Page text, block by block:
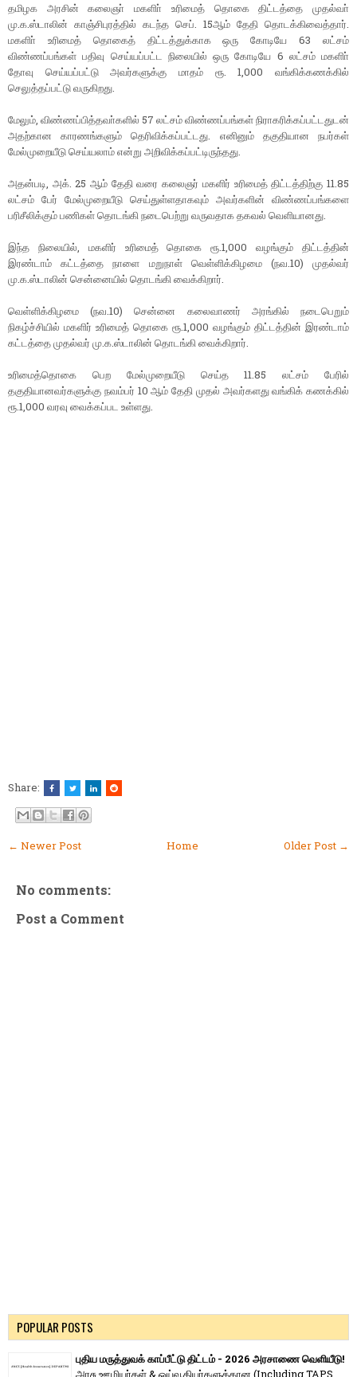
தமிழக அரசின் கலைஞா் மகளிா் உரிமைத் தொகை திட்டத்தை முதல்வா்
மு.க.ஸ்டாலின் காஞ்சிபுரத்தில் கடந்த செப். 15ஆம் தேதி தொடக்கிவைத்தார்.
மகளிா் உரிமைத் தொகைத் திட்டத்துக்காக ஒரு கோடியே 63 லட்சம்
விண்ணப்பங்கள் பதிவு செய்யப்பட்ட நிலையில் ஒரு கோடியே 6 லட்சம் மகளிா்
தோவு செய்யப்பட்டு அவர்களுக்கு மாதம் ரூ. 1,000 வங்கிக்கணக்கில்
செலுத்தப்பட்டு வருகிறது.
மேலும், விண்ணப்பித்தவா்களில் 57 லட்சம் விண்ணப்பங்கள் நிராகரிக்கப்பட்டதுடன்
அதற்கான காரணங்களும் தெரிவிக்கப்பட்டது. எனினும் தகுதியான நபர்கள்
மேல்முறையீடு செய்யலாம் என்று அறிவிக்கப்பட்டிருந்தது.
அதன்படி, அக். 25 ஆம் தேதி வரை கலைஞர் மகளிர் உரிமைத் திட்டத்திற்கு 11.85
லட்சம் பேர் மேல்முறையீடு செய்துள்ளதாகவும் அவர்களின் விண்ணப்பங்களை
பரிசீலிக்கும் பணிகள் தொடங்கி நடைபெற்று வருவதாக தகவல் வெளியானது.
இந்த நிலையில், மகளிர் உரிமைத் தொகை ரூ.1,000 வழங்கும் திட்டத்தின்
இரண்டாம் கட்டத்தை நாளை மறுநாள் வெள்ளிக்கிழமை (நவ.10) முதல்வர்
மு.க.ஸ்டாலின் சென்னையில் தொடங்கி வைக்கிறார்.
வெள்ளிக்கிழமை (நவ.10) சென்னை கலைவாணர் அரங்கில் நடைபெறும்
நிகழ்ச்சியில் மகளிர் உரிமைத் தொகை ரூ.1,000 வழங்கும் திட்டத்தின் இரண்டாம்
கட்டத்தை முதல்வர் மு.க.ஸ்டாலின் தொடங்கி வைக்கிறார்.
உரிமைத்தொகை பெற மேல்முறையீடு செய்த 11.85 லட்சம் பேரில்
தகுதியானவர்களுக்கு நவம்பர் 10 ஆம் தேதி முதல் அவர்களது வங்கிக் கணக்கில்
ரூ.1,000 வரவு வைக்கப்பட உள்ளது.
Share:
← Newer Post Older Post →
Home
No comments:
Post a Comment
POPULAR POSTS
புதிய மருத்துவக் காப்பீட்டு திட்டம் - 2026 அரசாணை வெளியீடு!
அரசு ஊழியர்கள் & ஓய்வூதியர்களுக்கான (Including TAPS